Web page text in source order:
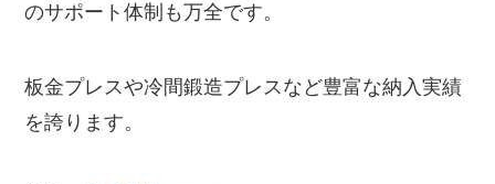
のサポート体制も万全です。
板金プレスや冷間鍛造プレスなど豊富な納入実績
を誇ります。